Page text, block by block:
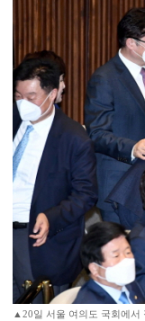
▲20일 서울 여의도 국회에서